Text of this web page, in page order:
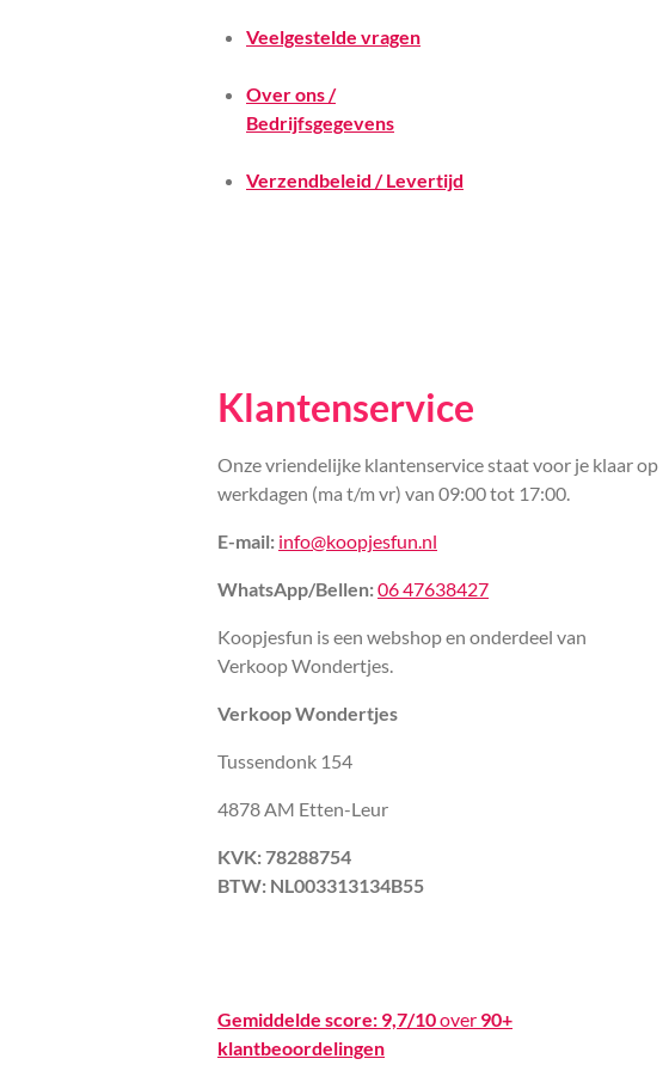
Veelgestelde vragen
Over ons /
Bedrijfsgegevens
Verzendbeleid / Levertijd
Klantenservice
Onze vriendelijke klantenservice staat voor je klaar op
werkdagen (ma t/m vr) van 09:00 tot 17:00.
E-mail: info@koopjesfun.nl
WhatsApp/Bellen:06 47638427
Koopjesfun is een webshop en onderdeel van
Verkoop Wondertjes.
Verkoop Wondertjes
Tussendonk 154
4878 AM Etten-Leur
KVK: 78288754
BTW: NL003313134B55
Gemiddelde score: 9,7/10over 90+
klantbeoordelingen